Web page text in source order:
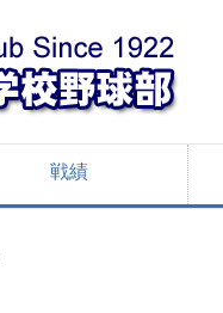
戦績